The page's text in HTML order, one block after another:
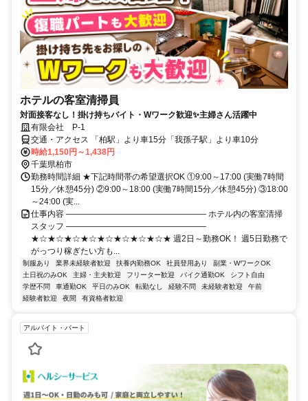
ホテルの客室清掃員
対面接客なし！掛け持ちバイト・Wワーク歓迎✨主婦さん活躍中
有限会社 P-1
交通・アクセス 「柏駅」より車15分「我孫子駅」より車10分
時給1,150円～1,438円
千葉県柏市
勤務時間詳細 ★下記時間帯の希望選択OK ①9:00～17:00 (実働7時間
15分／休憩45分) ②9:00～18:00 (実働7時間15分／休憩45分) ③18:00
～24:00 (実...
仕事内容 ――――――――――――――――― ホテル内の客室清掃
スタッフ ―――――――――――――――――
★☆★☆★☆★☆★☆★☆★☆★☆★ 週2日～勤務OK！ 週5日勤務で
がっつり稼ぎたい方も...
制服あり 業界未経験者歓迎 扶養内勤務OK 社員登用あり
副業・WワークOK
土日祝のみOK
主婦・主夫歓迎 フリーター歓迎 バイク通勤OK
シフト自由
学歴不問
車通勤OK 平日のみOK 転勤なし 経験不問 未経験者歓迎
午前
経験者歓迎
夜間 有資格者歓迎
アルバイト・パート